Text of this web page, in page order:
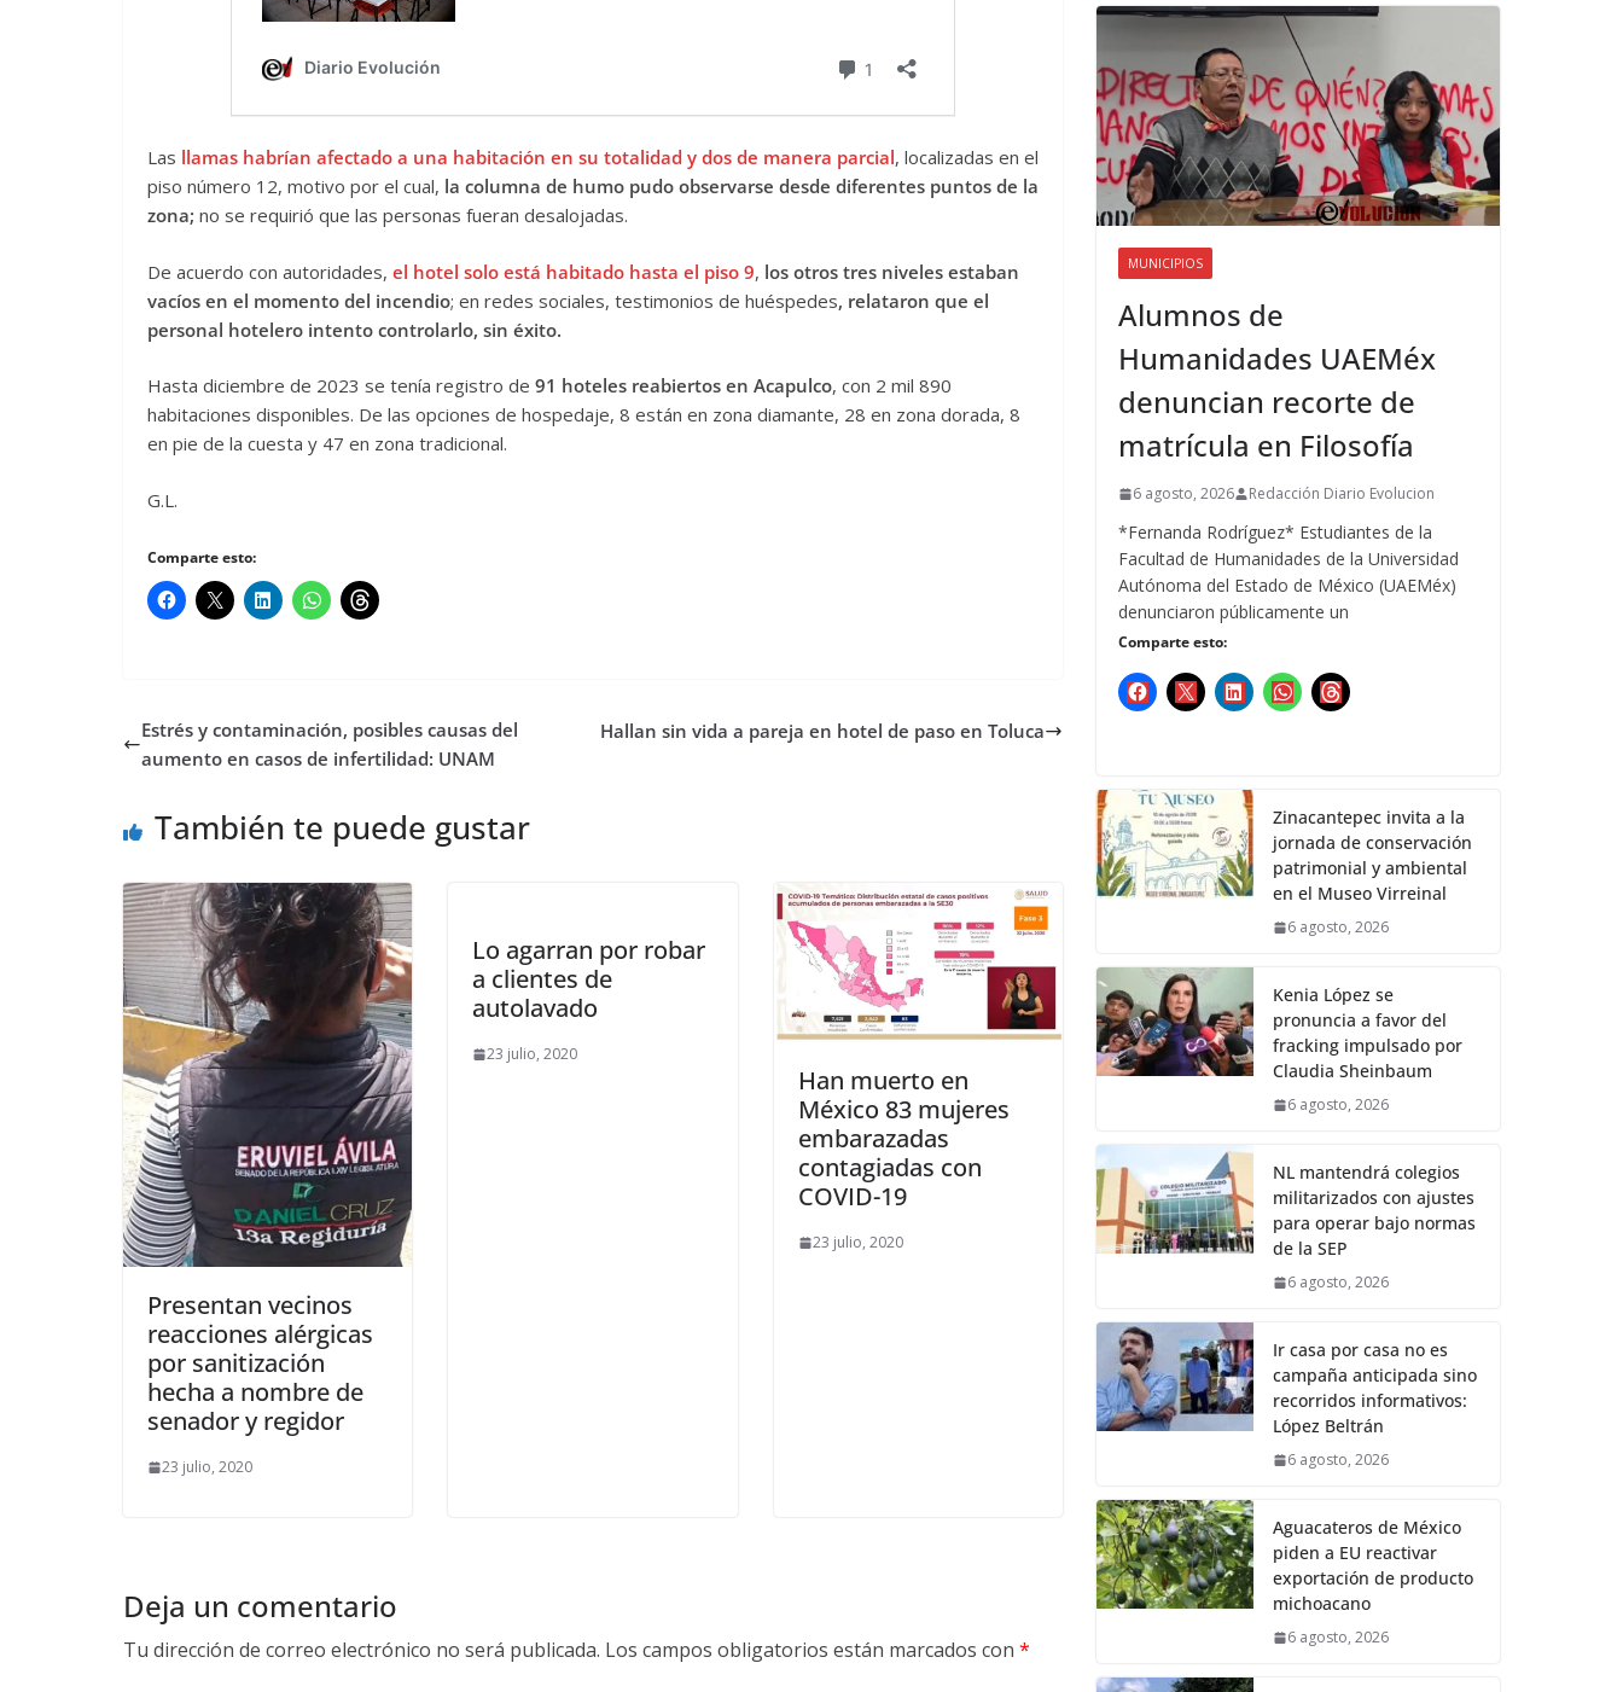
Las llamas habrían afectado a una habitación en su totalidad y dos de manera parcial, localizadas en el
piso número 12, motivo por el cual, la columna de humo pudo observarse desde diferentes puntos de la
zona; no se requirió que las personas fueran desalojadas.
De acuerdo con autoridades, el hotel solo está habitado hasta el piso 9, los otros tres niveles estaban
vacíos en el momento del incendio; en redes sociales, testimonios de huéspedes, relataron que el
personal hotelero intento controlarlo, sin éxito.
Hasta diciembre de 2023 se tenía registro de 91 hoteles reabiertos en Acapulco, con 2 mil 890
habitaciones disponibles. De las opciones de hospedaje, 8 están en zona diamante, 28 en zona dorada, 8
en pie de la cuesta y 47 en zona tradicional.
G.L.
Comparte esto:
Estrés y contaminación, posibles causas del
aumento en casos de infertilidad: UNAM
Hallan sin vida a pareja en hotel de paso en Toluca
También te puede gustar
Presentan vecinos
reacciones alérgicas
por sanitización
hecha a nombre de
senador y regidor
23 julio, 2020
Lo agarran por robar
a clientes de
autolavado
23 julio, 2020
Han muerto en
México 83 mujeres
embarazadas
contagiadas con
COVID-19
23 julio, 2020
Deja un comentario
Tu dirección de correo electrónico no será publicada. Los campos obligatorios están marcados con *
MUNICIPIOS
Alumnos de
Humanidades UAEMéx
denuncian recorte de
matrícula en Filosofía
6 agosto, 2026 Redacción Diario Evolucion
*Fernanda Rodríguez* Estudiantes de la
Facultad de Humanidades de la Universidad
Autónoma del Estado de México (UAEMéx)
denunciaron públicamente un
Comparte esto:
Zinacantepec invita a la
jornada de conservación
patrimonial y ambiental
en el Museo Virreinal
6 agosto, 2026
Kenia López se
pronuncia a favor del
fracking impulsado por
Claudia Sheinbaum
6 agosto, 2026
NL mantendrá colegios
militarizados con ajustes
para operar bajo normas
de la SEP
6 agosto, 2026
Ir casa por casa no es
campaña anticipada sino
recorridos informativos:
López Beltrán
6 agosto, 2026
Aguacateros de México
piden a EU reactivar
exportación de producto
michoacano
6 agosto, 2026